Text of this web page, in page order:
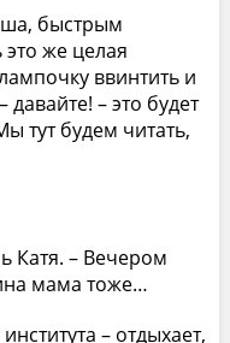
быстрым
это же целая
ввинтить и
давайте! – это будет
тут будем читать,
Катя. – Вечером
мама тоже…
– отдыхает,